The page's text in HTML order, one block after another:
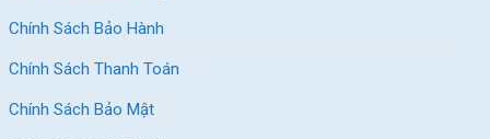
Chính Sách Bảo Hành
Chính Sách Thanh Toán
Chính Sách Bảo Mật